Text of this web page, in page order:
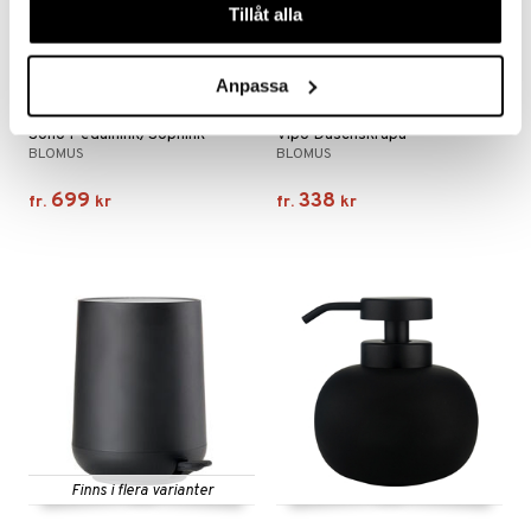
Tillåt alla
Anpassa
Sono Pedalhink/Sophink
BLOMUS
fr. 699 kr
Vipo Duschskrapa
BLOMUS
fr. 338 kr
Finns i flera varianter